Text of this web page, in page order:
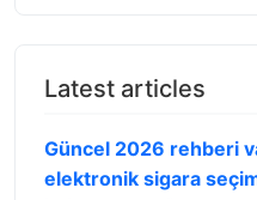
Latest articles
Güncel 2026 rehberi
elektronik sigara